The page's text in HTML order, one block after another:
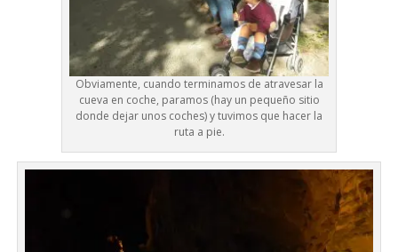
Obviamente, cuando terminamos de atravesar la
cueva en coche, paramos (hay un pequeño sitio
donde dejar unos coches) y tuvimos que hacer la
ruta a pie.